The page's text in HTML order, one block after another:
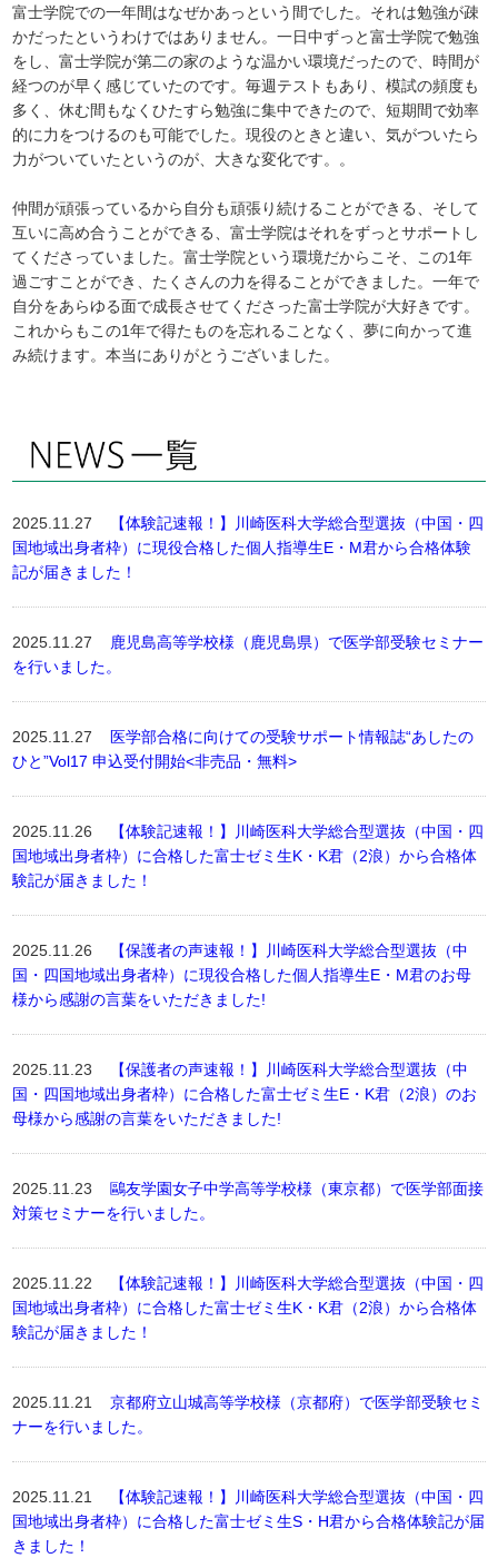
富士学院での一年間はなぜかあっという間でした。それは勉強が疎
かだったというわけではありません。一日中ずっと富士学院で勉強
をし、富士学院が第二の家のような温かい環境だったので、時間が
経つのが早く感じていたのです。毎週テストもあり、模試の頻度も
多く、休む間もなくひたすら勉強に集中できたので、短期間で効率
的に力をつけるのも可能でした。現役のときと違い、気がついたら
力がついていたというのが、大きな変化です。。
仲間が頑張っているから自分も頑張り続けることができる、そして
互いに高め合うことができる、富士学院はそれをずっとサポートし
てくださっていました。富士学院という環境だからこそ、この1年
過ごすことができ、たくさんの力を得ることができました。一年で
自分をあらゆる面で成長させてくださった富士学院が大好きです。
これからもこの1年で得たものを忘れることなく、夢に向かって進
み続けます。本当にありがとうございました。
2025.11.27
【体験記速報！】川崎医科大学総合型選抜（中国・四
国地域出身者枠）に現役合格した個人指導生E・M君から合格体験
記が届きました！
2025.11.27
鹿児島高等学校様（鹿児島県）で医学部受験セミナー
を行いました。
2025.11.27
医学部合格に向けての受験サポート情報誌“あしたの
ひと”Vol17 申込受付開始<非売品・無料>
2025.11.26
【体験記速報！】川崎医科大学総合型選抜（中国・四
国地域出身者枠）に合格した富士ゼミ生K・K君（2浪）から合格体
験記が届きました！
2025.11.26
【保護者の声速報！】川崎医科大学総合型選抜（中
国・四国地域出身者枠）に現役合格した個人指導生E・M君のお母
様から感謝の言葉をいただきました!
2025.11.23
【保護者の声速報！】川崎医科大学総合型選抜（中
国・四国地域出身者枠）に合格した富士ゼミ生E・K君（2浪）のお
母様から感謝の言葉をいただきました!
2025.11.23鷗友学園女子中学高等学校様（東京都）で医学部面接
対策セミナーを行いました。
2025.11.22
【体験記速報！】川崎医科大学総合型選抜（中国・四
国地域出身者枠）に合格した富士ゼミ生K・K君（2浪）から合格体
験記が届きました！
2025.11.21京都府立山城高等学校様（京都府）で医学部受験セミ
ナーを行いました。
2025.11.21
【体験記速報！】川崎医科大学総合型選抜（中国・四
国地域出身者枠）に合格した富士ゼミ生S・H君から合格体験記が届
きました！